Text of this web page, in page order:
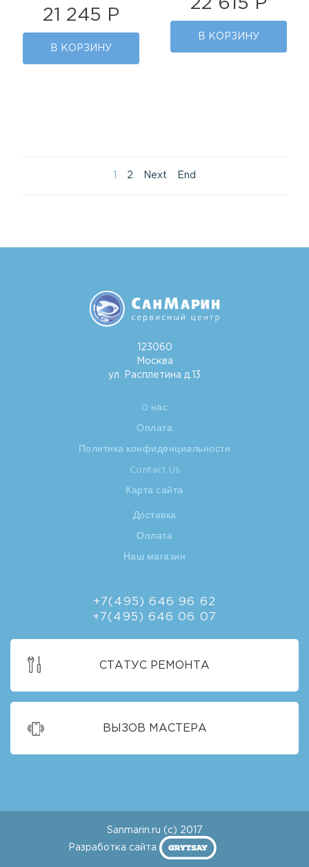
21 245 Р
В КОРЗИНУ
22 615 Р
В КОРЗИНУ
2 Next End
123060
Москва
ул. Расплетина д.13
O нас
Оплата
Политика конфиденциальности
Contact Us
Карта сайта
Доставка
Оплата
Наш магазин
+7(495) 646 96 62
+7(495) 646 06 07
СТАТУС РЕМОНТА
ВЫЗОВ МАСТЕРА
Sanmarin.ru (c) 2017
Разработка сайта